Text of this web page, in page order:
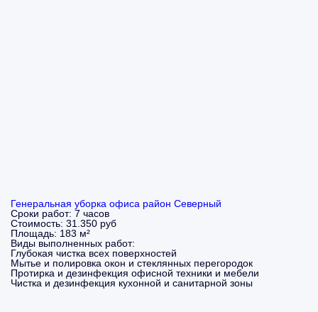
Генеральная уборка офиса район Северный
Сроки работ: 7 часов
Стоимость: 31.350 руб
Площадь: 183 м²
Виды выполненных работ:
Глубокая чистка всех поверхностей
Мытье и полировка окон и стеклянных перегородок
Протирка и дезинфекция офисной техники и мебели
Чистка и дезинфекция кухонной и санитарной зоны